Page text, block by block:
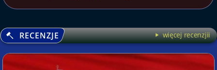
RECENZJE więcej recenzjii